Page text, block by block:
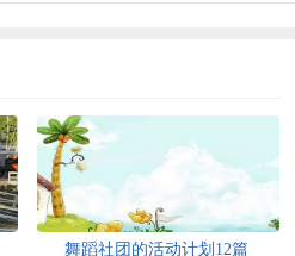
舞蹈社团的活动计划12篇